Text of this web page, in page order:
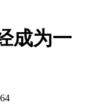
成为一